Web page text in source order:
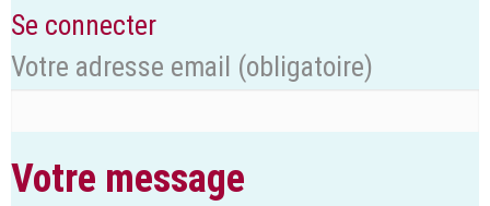
Se connecter
Votre adresse email (obligatoire)
Votre message